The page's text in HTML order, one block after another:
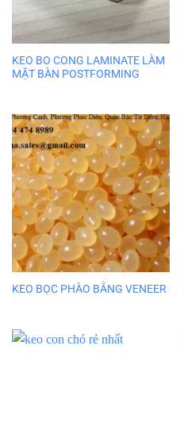
KEO BO CONG LAMINATE LÀM
MẶT BÀN POSTFORMING
KEO BỌC PHÀO BẰNG VENEER